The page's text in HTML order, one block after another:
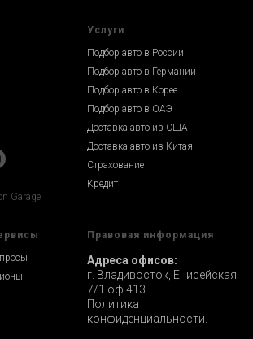
Garage
Услуги
Подбор авто в России
Подбор авто в Германии
Подбор авто в Корее
Подбор авто в ОАЭ
Доставка авто из США
Доставка авто из Китая
Страхование
Кредит
Правовая информация
Адреса офисов:
г. Владивосток, Енисейская
7/1 оф 413
Политика
конфиденциальности.